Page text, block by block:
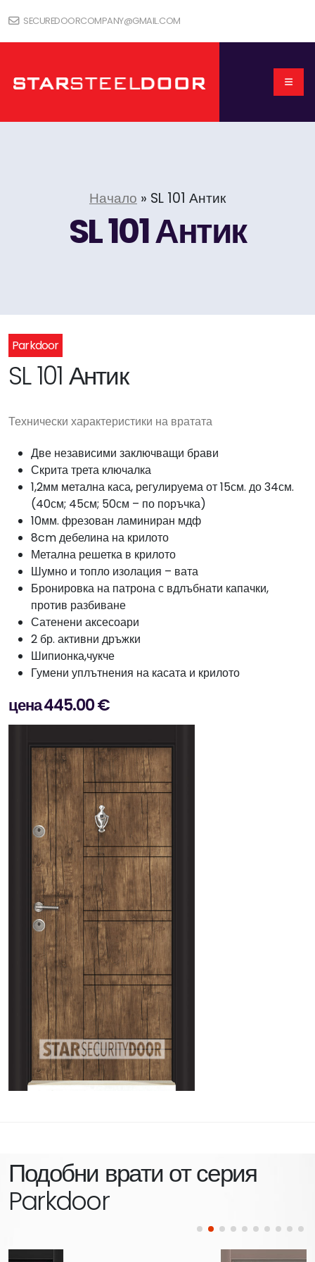
SECUREDOORCOMPANY@GMAIL.COM
Начало » SL 101 Антик
SL 101 Антик
Parkdoor
SL 101 Антик
Технически характеристики на вратата
Две независими заключващи брави
Скрита трета ключалка
1,2мм метална каса, регулируема от 15см. до 34см.
(40см; 45см; 50см – по поръчка)
10мм. фрезован ламиниран мдф
8cm дебелина на крилото
Метална решетка в крилото
Шумно и топло изолация – вата
Бронировка на патрона с вдлъбнати капачки,
против разбиване
Сатенени аксесоари
2 бр. активни дръжки
Шипионка,чукче
Гумени уплътнения на касата и крилото
цена 445.00 €
Подобни врати от серия
Parkdoor